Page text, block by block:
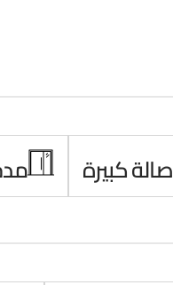
صالة كبيرة